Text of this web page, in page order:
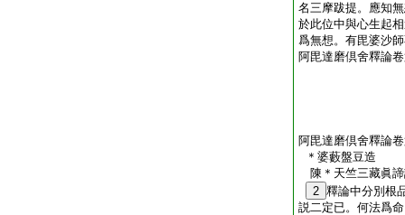
名三摩跋提。應知
於此位中與心生起
爲無想。有毘婆沙
阿毘達磨倶舍釋論
阿毘達磨倶舍釋論
＊婆藪盤豆造
陳＊天竺三藏眞
2 釋論中分別根
説二定已。何法爲